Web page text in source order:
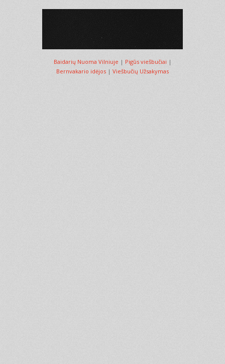
Baidarių Nuoma Vilniuje | Pigūs viešbučiai |
Bernvakario idėjos | Viešbučių Užsakymas